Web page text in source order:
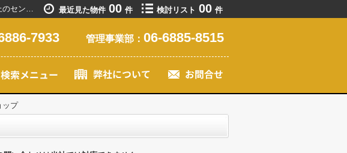
豊中市のディスカウントショップ一覧ページ｜新大阪駅で賃貸マンションを探すなら創業20年以上のセンチュリー21ライフネット・ライブグループ 最近見た物件 00 件 検討リスト 00 件
7933 管理事業部： 06-6885-8515
ップ